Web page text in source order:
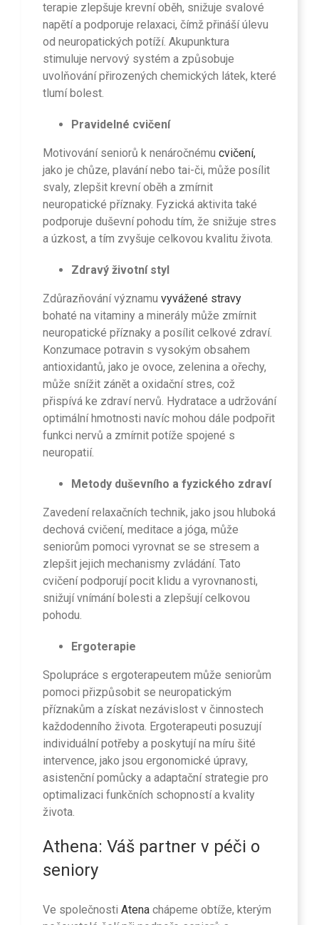
terapie zlepšuje krevní oběh, snižuje svalové
napětí a podporuje relaxaci, čímž přináší úlevu
od neuropatických potíží. Akupunktura
stimuluje nervový systém a způsobuje
uvolňování přirozených chemických látek, které
tlumí bolest.
Pravidelné cvičení
Motivování seniorů k nenáročnému cvičení,
jako je chůze, plavání nebo tai-či, může posílit
svaly, zlepšit krevní oběh a zmírnit
neuropatické příznaky. Fyzická aktivita také
podporuje duševní pohodu tím, že snižuje stres
a úzkost, a tím zvyšuje celkovou kvalitu života.
Zdravý životní styl
Zdůrazňování významu vyvážené stravy
bohaté na vitaminy a minerály může zmírnit
neuropatické příznaky a posílit celkové zdraví.
Konzumace potravin s vysokým obsahem
antioxidantů, jako je ovoce, zelenina a ořechy,
může snížit zánět a oxidační stres, což
přispívá ke zdraví nervů. Hydratace a udržování
optimální hmotnosti navíc mohou dále podpořit
funkci nervů a zmírnit potíže spojené s
neuropatií.
Metody duševního a fyzického zdraví
Zavedení relaxačních technik, jako jsou hluboká
dechová cvičení, meditace a jóga, může
seniorům pomoci vyrovnat se se stresem a
zlepšit jejich mechanismy zvládání. Tato
cvičení podporují pocit klidu a vyrovnanosti,
snižují vnímání bolesti a zlepšují celkovou
pohodu.
Ergoterapie
Spolupráce s ergoterapeutem může seniorům
pomoci přizpůsobit se neuropatickým
příznakům a získat nezávislost v činnostech
každodenního života. Ergoterapeuti posuzují
individuální potřeby a poskytují na míru šité
intervence, jako jsou ergonomické úpravy,
asistenční pomůcky a adaptační strategie pro
optimalizaci funkčních schopností a kvality
života.
Athena: Váš partner v péči o
seniory
Ve společnosti Atena chápeme obtíže, kterým